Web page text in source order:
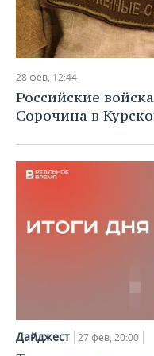
28 фев, 12:44
Российские
Сорочина в
Дайджест 27 фев, 20:00